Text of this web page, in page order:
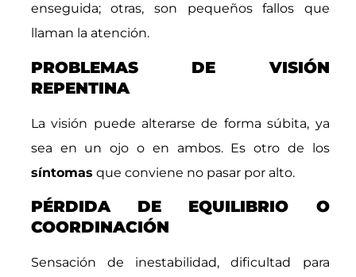
enseguida; otras, son pequeños fallos que
llaman la atención.
PROBLEMAS DE VISIÓN
REPENTINA
La visión puede alterarse de forma súbita, ya
sea en un ojo o en ambos. Es otro de los
síntomas que conviene no pasar por alto.
PÉRDIDA DE EQUILIBRIO O
COORDINACIÓN
Sensación de inestabilidad, dificultad para